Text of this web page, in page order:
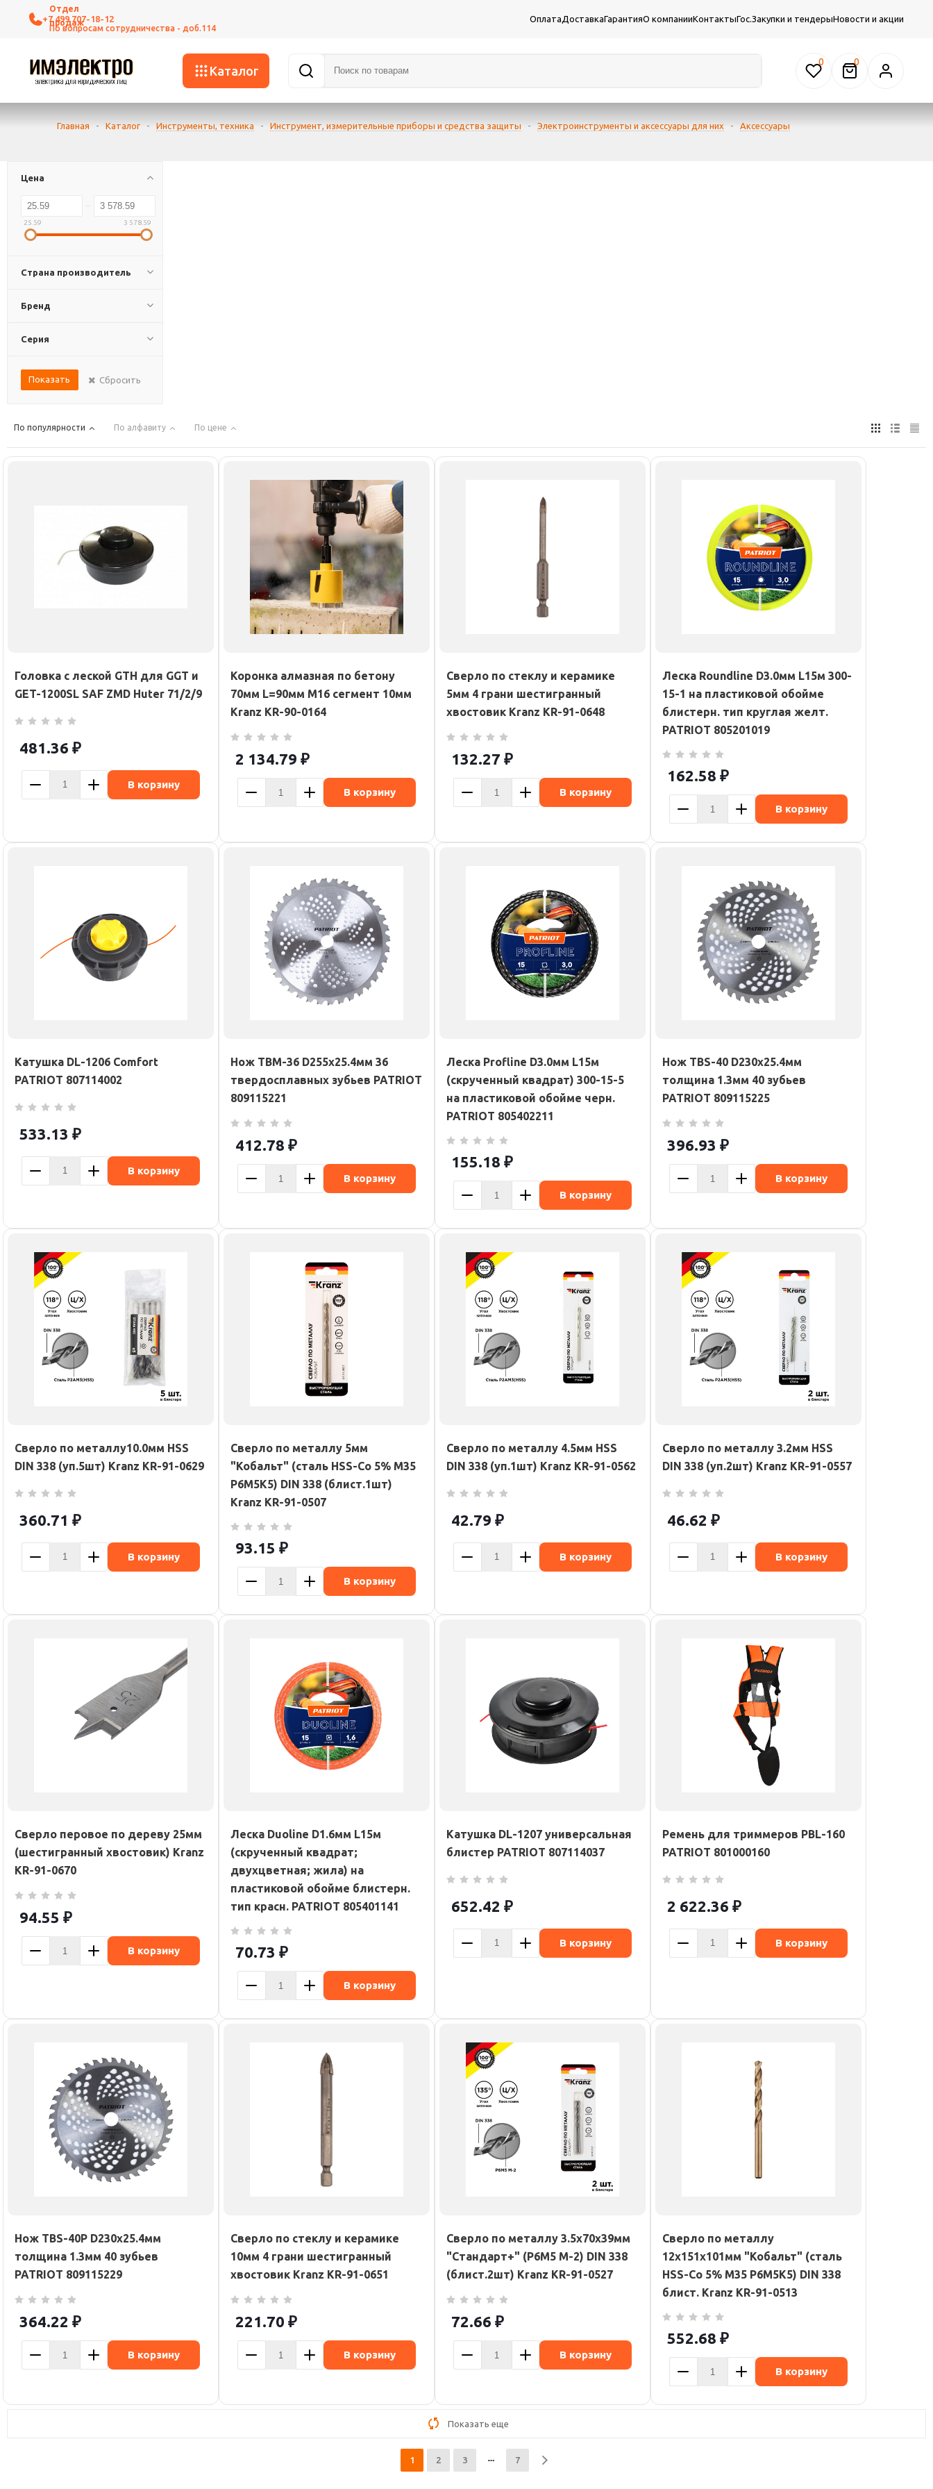
+7 499 707-18-12 ОплатаДоставкаГарантияО компанииКонтактыГос.Закупки и тендерыНовости и акции
Каталог
0
Главная - Каталог - Инструменты, техника - Инструмент, измерительные приборы и средства защиты - Электроинструменты и аксессуары для них - Аксессуары
Цена
25.59 3 578.59
Страна производитель
Бренд
Серия
Показать Сбросить
По популярности По алфавиту По цене
Головка с леской GTH для GGT и
GET-1200SL SAF ZMD Huter 71/2/9
481.36 ₽
В корзину
Коронка алмазная по бетону
70мм L=90мм М16 сегмент 10мм
Kranz KR-90-0164
2 134.79 ₽
В корзину
Сверло по стеклу и керамике
5мм 4 грани шестигранный
хвостовик Kranz KR-91-0648
132.27 ₽
В корзину
Леска Roundline D3.0мм L15м 300-
15-1 на пластиковой обойме
блистерн. тип круглая желт.
PATRIOT 805201019
162.58 ₽
В корзину
Катушка DL-1206 Comfort
PATRIOT 807114002
533.13 ₽
В корзину
Нож TBM-36 D255х25.4мм 36
твердосплавных зубьев PATRIOT
809115221
412.78 ₽
В корзину
Леска Profline D3.0мм L15м
(скрученный квадрат) 300-15-5
на пластиковой обойме черн.
PATRIOT 805402211
155.18 ₽
В корзину
Нож TBS-40 D230х25.4мм
толщина 1.3мм 40 зубьев
PATRIOT 809115225
396.93 ₽
В корзину
Сверло по металлу10.0мм HSS
DIN 338 (уп.5шт) Kranz KR-91-0629
360.71 ₽
В корзину
Сверло по металлу 5мм
"Кобальт" (сталь HSS-Co 5% M35
P6M5K5) DIN 338 (блист.1шт)
Kranz KR-91-0507
93.15 ₽
В корзину
Сверло по металлу 4.5мм HSS
DIN 338 (уп.1шт) Kranz KR-91-0562
42.79 ₽
В корзину
Сверло по металлу 3.2мм HSS
DIN 338 (уп.2шт) Kranz KR-91-0557
46.62 ₽
В корзину
Сверло перовое по дереву 25мм
(шестигранный хвостовик) Kranz
KR-91-0670
94.55 ₽
В корзину
Леска Duoline D1.6мм L15м
(скрученный квадрат;
двухцветная; жила) на
пластиковой обойме блистерн.
тип красн. PATRIOT 805401141
70.73 ₽
В корзину
Катушка DL-1207 универсальная
блистер PATRIOT 807114037
652.42 ₽
В корзину
Ремень для триммеров PBL-160
PATRIOT 801000160
2 622.36 ₽
В корзину
Нож TBS-40P D230х25.4мм
толщина 1.3мм 40 зубьев
PATRIOT 809115229
364.22 ₽
В корзину
Сверло по стеклу и керамике
10мм 4 грани шестигранный
хвостовик Kranz KR-91-0651
221.70 ₽
В корзину
Сверло по металлу 3.5х70х39мм
"Стандарт+" (P6M5 M-2) DIN 338
(блист.2шт) Kranz KR-91-0527
72.66 ₽
В корзину
Сверло по металлу
12х151х101мм "Кобальт" (сталь
HSS-Co 5% M35 P6M5K5) DIN 338
блист. Kranz KR-91-0513
552.68 ₽
В корзину
Показать еще
1 2 3 7